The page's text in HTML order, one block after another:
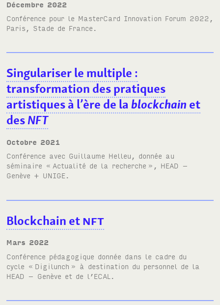
décembre 2022
Conférence pour le MasterCard Innovation Forum 2022 ,
Paris, Stade de France.
Singulariser le multiple :
transformation des pratiques
artistiques à l’ère de lablockchain et
desNFT
octobre 2021
Conférence avec Guillaume Helleu, donnée au
séminaire « Actualité de la recherche », HEAD –
Genève + UNIGE.
Blockchain etNFT
mars 2022
Conférence pédagogique donnée dans le cadre du
cycle « Digilunch » à destination du personnel de la
HEAD – Genève et de l’ECAL .